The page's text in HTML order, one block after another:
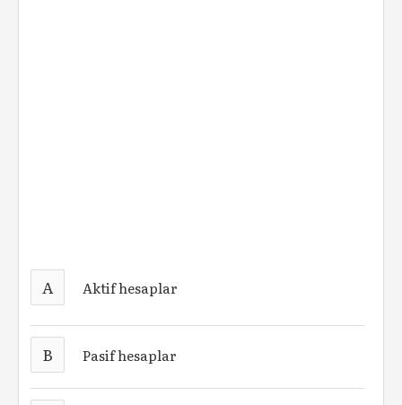
A Aktif hesaplar
B Pasif hesaplar